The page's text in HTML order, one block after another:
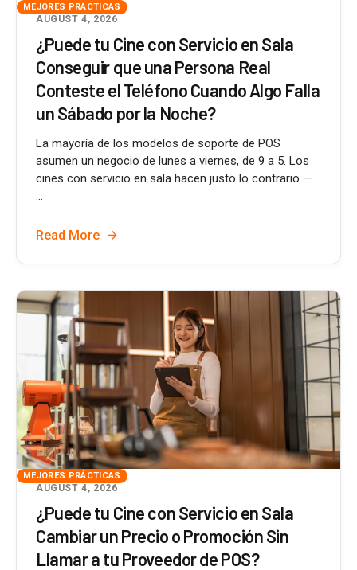
MEJORES PRÁCTICAS
AUGUST 4, 2026
¿Puede tu Cine con Servicio en Sala
Conseguir que una Persona Real
Conteste el Teléfono Cuando Algo Falla
un Sábado por la Noche?
La mayoría de los modelos de soporte de POS
asumen un negocio de lunes a viernes, de 9 a 5. Los
cines con servicio en sala hacen justo lo contrario —
...
Read More
MEJORES PRÁCTICAS
AUGUST 4, 2026
¿Puede tu Cine con Servicio en Sala
Cambiar un Precio o Promoción Sin
Llamar a tu Proveedor de POS?